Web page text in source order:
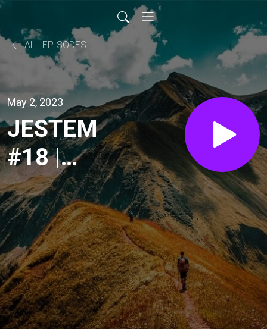
ALL EPISODES
May 2, 2023
JESTEM
#18 |
Więzienie
było
zawsze
we mnie
–